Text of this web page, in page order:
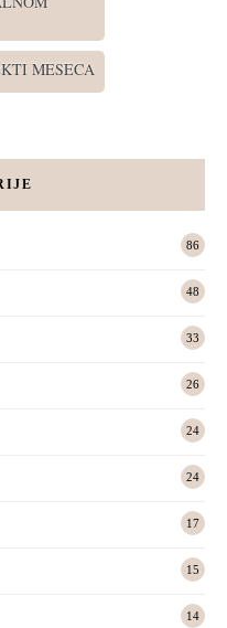
MESECA
86
48
33
26
24
24
17
15
14